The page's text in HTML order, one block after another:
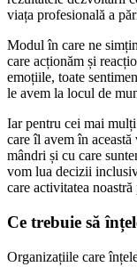
viața profesională a
Modul în care ne
care acționăm și
emoțiile, toate
le avem la locul de
Iar pentru cei mai
care îl avem în
mândri și cu care
vom lua decizii
care activitatea
Ce trebuie să
Organizațiile care